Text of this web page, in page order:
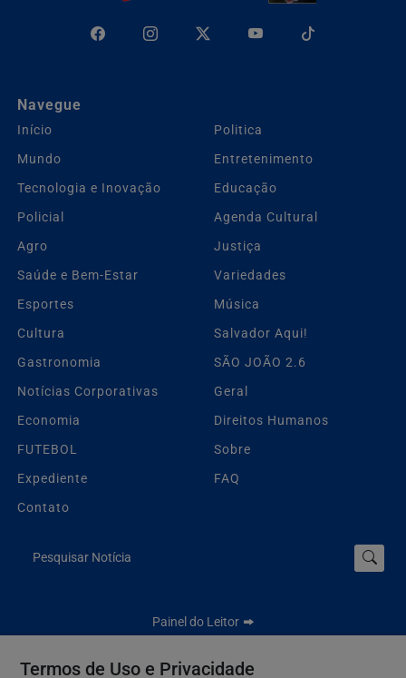
Navegue
Início
Politica
Mundo
Entretenimento
Tecnologia e Inovação
Educação
Policial
Agenda Cultural
Agro
Justiça
Saúde e Bem-Estar
Variedades
Esportes
Música
Cultura
Salvador Aqui!
Gastronomia
SÃO JOÃO 2.6
Notícias Corporativas
Geral
Economia
Direitos Humanos
FUTEBOL
Sobre
Expediente
FAQ
Contato
Pesquisar Notícia
Painel do Leitor
Termos de Uso e Privacidade